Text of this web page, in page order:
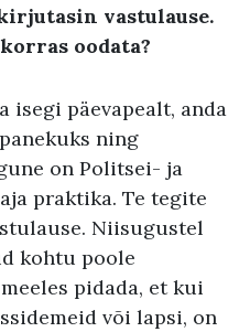
vastulause.
oodata?
isegi päevapealt, anda
ning
on Politsei- ja
praktika. Te tegite
Niisugustel
kohtu poole
pidada, et kui
või lapsi, on